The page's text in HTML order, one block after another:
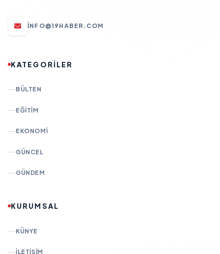
INFO@19HABER.COM
KATEGORİLER
BÜLTEN
EĞITIM
EKONOMI
GÜNCEL
GÜNDEM
KURUMSAL
KÜNYE
İLETIŞIM